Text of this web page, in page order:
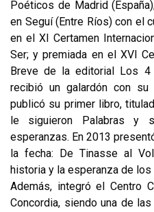
Poéticos de Madrid
en Seguí (Entre Ríos) con el
en el XI Certamen
Ser; y premiada en el XVI
Breve de la editorial Los 4
recibió un galardón con
publicó su primer libro,
le siguieron Palabras y
esperanzas. En 2013
la fecha: De Tinasse al
historia y la esperanza de los
Además, integró el Centro
Concordia, siendo una de